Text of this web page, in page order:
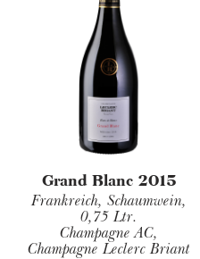
Grand Blanc 2015
Frankreich, Schaumwein,
0,75 Ltr.
Champagne AC,
Champagne Leclerc Briant